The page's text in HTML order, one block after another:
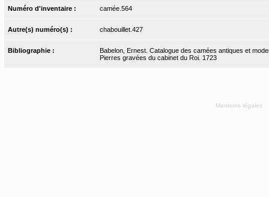
Numéro d'inventaire : camée.564
Autre(s) numéro(s) : chabouillet.427
Bibliographie :
Babelon, Ernest. Catalogue des camées antiques et
Pierres gravées du cabinet du Roi. 1723
Mentions légales